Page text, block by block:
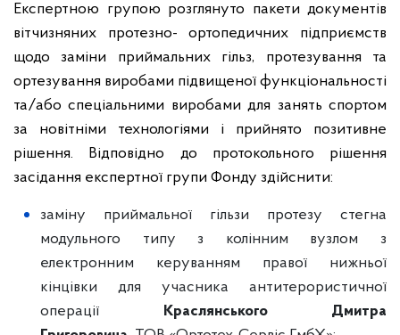
Експертною групою розглянуто пакети документів
вітчизняних протезно- ортопедичних підприємств
щодо заміни приймальних гільз, протезування та
ортезування виробами підвищеної функціональності
та/або спеціальними виробами для занять спортом
за новітніми технологіями і прийнято позитивне
рішення. Відповідно до протокольного рішення
засідання експертної групи Фонду здійснити:
заміну приймальної гільзи протезу стегна
модульного типу з колінним вузлом з
електронним керуванням правої нижньої
кінцівки для учасника антитерористичної
операції Краслянського Дмитра